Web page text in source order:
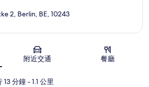
地圖
2, Berlin, BE, 10243
附近交通 餐廳
13 分鐘- 1.1 公里